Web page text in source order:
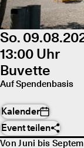
So.
13:00 Uhr
Buvette
Auf Spendenbasis
Kalender
Event teilen
Von Juni bis